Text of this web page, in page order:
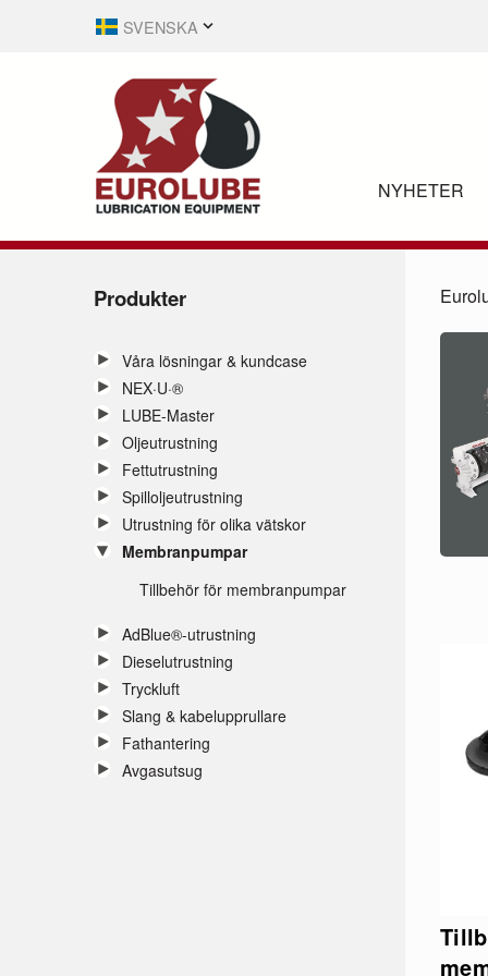
SVENSKA
NYHETER
Produkter
Våra lösningar & kundcase
NEX·U·®
LUBE-Master
Oljeutrustning
Fettutrustning
Spilloljeutrustning
Utrustning för olika vätskor
Membranpumpar
Tillbehör för membranpumpar
AdBlue®-utrustning
Dieselutrustning
Tryckluft
Slang & kabelupprullare
Fathantering
Avgasutsug